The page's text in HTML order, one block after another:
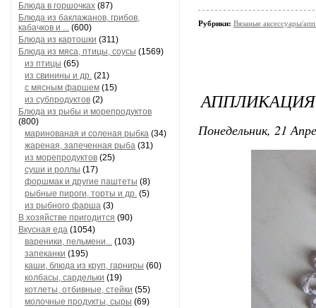
Блюда в горшочках (87)
Блюда из баклажанов, грибов,
кабачков и ... (600)
Блюда из картошки (311)
Блюда из мяса, птицы, соусы (1569)
из птицы (65)
из свинины и др. (21)
с мясным фаршем (15)
из субпродуктов (2)
Блюда из рыбы и морепродуктов
(800)
маринованая и соленая рыбка (34)
жареная, запеченная рыба (31)
из морепродуктов (25)
суши и роллы (17)
форшмак и другие паштеты (8)
рыбные пироги, торты и др. (5)
из рыбного фарша (3)
В хозяйстве пригодится (90)
Вкусная еда (1054)
вареники, пельмени... (103)
запеканки (195)
каши, блюда из круп, гарниры (60)
колбасы, сардельки (19)
котлеты, отбивные, стейки (55)
молочные продукты, сыры (69)
Рубрики: Вязаные аксессуары/
Понедельник, 21